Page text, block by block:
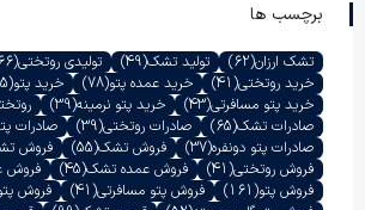
برچسب ها
تشک ارزان(62) تولید تشک(49) تولیدی روتختی(66)
خرید روتختی(41) خرید عمده پتو(78) خرید پتو(115)
خرید پتو مسافرتی(43) خرید پتو نرمینه(39)
صادرات تشک(65) صادرات روتختی(39) صادرات
صادرات پتو دونفره(37) فروش تشک(55) فروش
فروش روتختی(41) فروش عمده تشک(45) فروش
فروش پتو(161) فروش پتو مسافرتی(41) فروش